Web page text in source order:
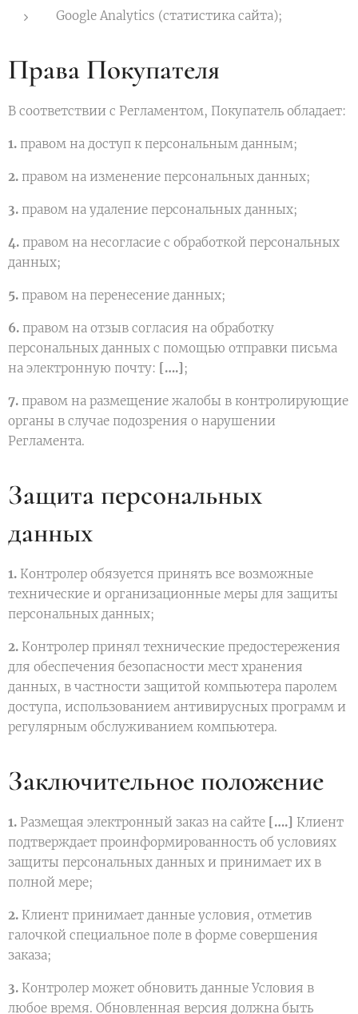
Google Analytics (статистика сайта);
Права Покупателя
В соответствии с Регламентом, Покупатель обладает:
1. правом на доступ к персональным данным;
2. правом на изменение персональных данных;
3. правом на удаление персональных данных;
4. правом на несогласие с обработкой персональных
данных;
5. правом на перенесение данных;
6. правом на отзыв согласия на обработку
персональных данных с помощью отправки письма
на электронную почту: [….] ;
7. правом на размещение жалобы в контролирующие
органы в случае подозрения о нарушении
Регламента.
Защита персональных
данных
1. Контролер обязуется принять все возможные
технические и организационные меры для защиты
персональных данных;
2. Контролер принял технические предостережения
для обеспечения безопасности мест хранения
данных, в частности защитой компьютера паролем
доступа, использованием антивирусных программ и
регулярным обслуживанием компьютера.
Заключительное положение
1. Размещая электронный заказ на сайте [….] Клиент
подтверждает проинформированность об условиях
защиты персональных данных и принимает их в
полной мере;
2. Клиент принимает данные условия, отметив
галочкой специальное поле в форме совершения
заказа;
3. Контролер может обновить данные Условия в
любое время. Обновленная версия должна быть